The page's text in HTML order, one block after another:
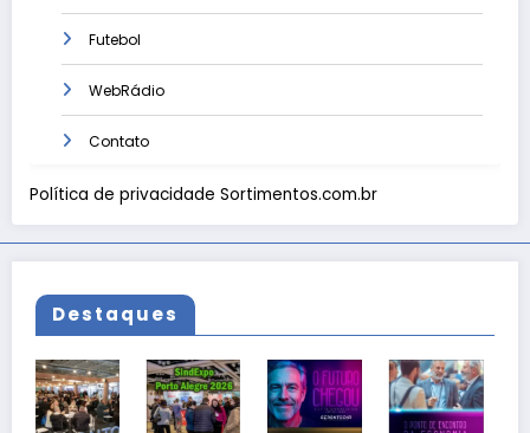
Futebol
WebRádio
Contato
Política de privacidade Sortimentos.com.br
Destaques